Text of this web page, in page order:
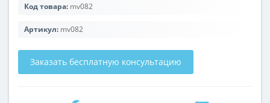
Код товара: mv082
Артикул: mv082
Заказать бесплатную консультацию